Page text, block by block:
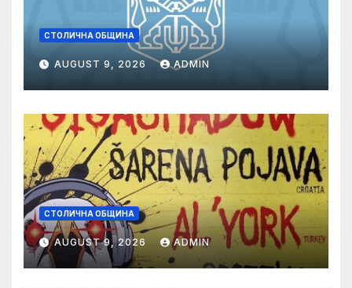
СТОЛИЧНА ОБЩИНА
AUGUST 9, 2026 ADMIN
СТОЛИЧНА ОБЩИНА
AUGUST 9, 2026 ADMIN